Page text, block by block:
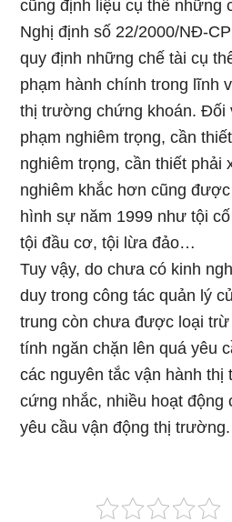
cũng định liệu cụ thể những
Nghị định số 22/2000/NĐ-
quy định những chế tài cụ
phạm hành chính trong lĩnh
thị trường chứng khoán. Đối
phạm nghiêm trọng, cần
nghiêm trọng, cần thiết phải
nghiêm khắc hơn cũng
hình sự năm 1999 như tội
tội đầu cơ, tội lừa đảo…
Tuy vậy, do chưa có kinh
duy trong công tác quản lý
trung còn chưa được loại
tính ngăn chặn lên quá yêu
các nguyên tắc vận hành
cứng nhắc, nhiều hoạt
yêu cầu vận động thị trường.